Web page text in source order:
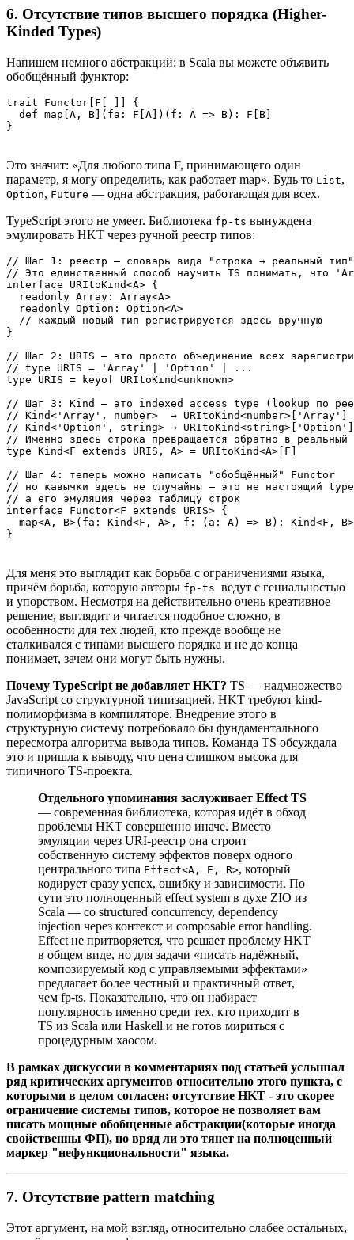
6. Отсутствие типов высшего порядка (Higher-
Kinded Types)
Напишем немного абстракций: в Scala вы можете объявить
обобщённый функтор:
trait Functor[F[_]] {
  def map[A, B](fa: F[A])(f: A => B): F[B]
Это значит: «Для любого типа F, принимающего один
параметр, я могу определить, как работает map». Будь то List,
Option, Future — одна абстракция, работающая для всех.
TypeScript этого не умеет. Библиотека fp-ts вынуждена
эмулировать HKT через ручной реестр типов:
// Шаг 1: реестр — словарь вида "строка → реальный тип"
// Это единственный способ научить TS понимать, что
interface URItoKind<A> {
  readonly Array: Array<A>
  readonly Option: Option<A>
  // каждый новый тип регистрируется здесь вручную
}
// Шаг 2: URIS — это просто объединение всех
// type URIS = 'Array' | 'Option' | ...
type URIS = keyof URItoKind<unknown>
// Шаг 3: Kind — это indexed access type (lookup по
// Kind<'Array', number>  → URItoKind<number>['Array']
// Kind<'Option', string> →
// Именно здесь строка превращается обратно в
type Kind<F extends URIS, A> = URItoKind<A>[F]
// Шаг 4: теперь можно написать "обобщённый" Functor
// но кавычки здесь не случайны — это не настоящий
// а его эмуляция через таблицу строк
interface Functor<F extends URIS> {
  map<A, B>(fa: Kind<F, A>, f: (a: A) => B): Kind<F, B>
Для меня это выглядит как борьба с ограничениями языка,
причём борьба, которую авторы fp-ts ведут с гениальностью
и упорством. Несмотря на действительно очень креативное
решение, выглядит и читается подобное сложно, в
особенности для тех людей, кто прежде вообще не
сталкивался с типами высшего порядка и не до конца
понимает, зачем они могут быть нужны.
Почему TypeScript не добавляет HKT? TS — надмножество
JavaScript со структурной типизацией. HKT требуют kind-
полиморфизма в компиляторе. Внедрение этого в
структурную систему потребовало бы фундаментального
пересмотра алгоритма вывода типов. Команда TS обсуждала
это и пришла к выводу, что цена слишком высока для
типичного TS-проекта.
Отдельного упоминания заслуживает Effect TS
— современная библиотека, которая идёт в обход
проблемы HKT совершенно иначе. Вместо
эмуляции через URI-реестр она строит
собственную систему эффектов поверх одного
центрального типа Effect<A, E, R>, который
кодирует сразу успех, ошибку и зависимости. По
сути это полноценный effect system в духе ZIO из
Scala — со structured concurrency, dependency
injection через контекст и composable error handling.
Effect не притворяется, что решает проблему HKT
в общем виде, но для задачи «писать надёжный,
композируемый код с управляемыми эффектами»
предлагает более честный и практичный ответ,
чем fp-ts. Показательно, что он набирает
популярность именно среди тех, кто приходит в
TS из Scala или Haskell и не готов мириться с
процедурным хаосом.
В рамках дискуссии в комментариях под статьей услышал
ряд критических аргументов относительно этого пункта, с
которыми в целом согласен: отсутствие HKT - это скорее
ограничение системы типов, которое не позволяет вам
писать мощные обобщенные абстракции(которые иногда
свойственны ФП), но вряд ли это тянет на полноценный
маркер "нефункциональности" языка.
7. Отсутствие pattern matching
Этот аргумент, на мой взгляд, относительно слабее остальных,